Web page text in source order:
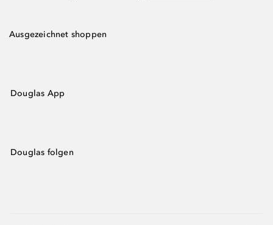
Ausgezeichnet shoppen
Douglas App
Douglas folgen